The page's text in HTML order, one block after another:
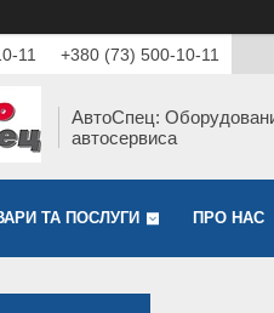
11 +380 (73) 500-10-11
АвтоСпец:
автосервиса
ТА ПОСЛУГИ ПРО НАС